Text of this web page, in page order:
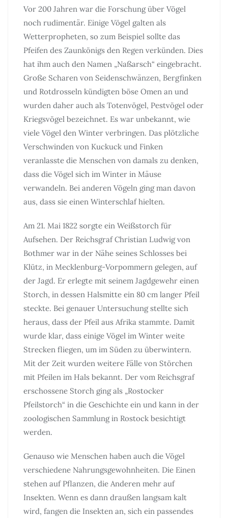
Vor 200 Jahren war die Forschung über Vögel
noch rudimentär. Einige Vögel galten als
Wetterpropheten, so zum Beispiel sollte das
Pfeifen des Zaunkönigs den Regen verkünden. Dies
hat ihm auch den Namen „Naßarsch“ eingebracht.
Große Scharen von Seidenschwänzen, Bergfinken
und Rotdrosseln kündigten böse Omen an und
wurden daher auch als Totenvögel, Pestvögel oder
Kriegsvögel bezeichnet. Es war unbekannt, wie
viele Vögel den Winter verbringen. Das plötzliche
Verschwinden von Kuckuck und Finken
veranlasste die Menschen von damals zu denken,
dass die Vögel sich im Winter in Mäuse
verwandeln. Bei anderen Vögeln ging man davon
aus, dass sie einen Winterschlaf hielten.
Am 21. Mai 1822 sorgte ein Weißstorch für
Aufsehen. Der Reichsgraf Christian Ludwig von
Bothmer war in der Nähe seines Schlosses bei
Klütz, in Mecklenburg-Vorpommern gelegen, auf
der Jagd. Er erlegte mit seinem Jagdgewehr einen
Storch, in dessen Halsmitte ein 80 cm langer Pfeil
steckte. Bei genauer Untersuchung stellte sich
heraus, dass der Pfeil aus Afrika stammte. Damit
wurde klar, dass einige Vögel im Winter weite
Strecken fliegen, um im Süden zu überwintern.
Mit der Zeit wurden weitere Fälle von Störchen
mit Pfeilen im Hals bekannt. Der vom Reichsgraf
erschossene Storch ging als „Rostocker
Pfeilstorch“ in die Geschichte ein und kann in der
zoologischen Sammlung in Rostock besichtigt
werden.
Genauso wie Menschen haben auch die Vögel
verschiedene Nahrungsgewohnheiten. Die Einen
stehen auf Pflanzen, die Anderen mehr auf
Insekten. Wenn es dann draußen langsam kalt
wird, fangen die Insekten an, sich ein passendes